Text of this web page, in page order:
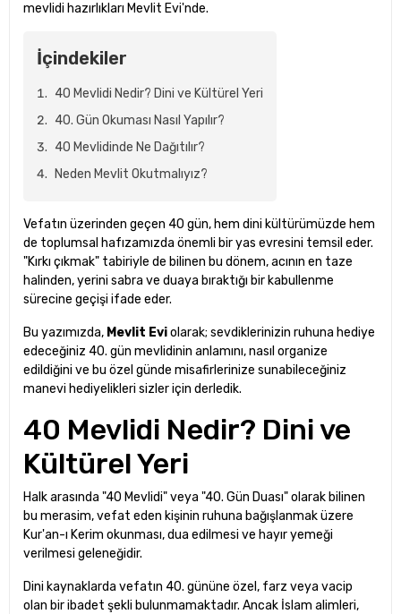
mevlidi hazırlıkları Mevlit Evi'nde.
İçindekiler
40 Mevlidi Nedir? Dini ve Kültürel Yeri
40. Gün Okuması Nasıl Yapılır?
40 Mevlidinde Ne Dağıtılır?
Neden Mevlit Okutmalıyız?
Vefatın üzerinden geçen 40 gün, hem dini kültürümüzde hem
de toplumsal hafızamızda önemli bir yas evresini temsil eder.
"Kırkı çıkmak" tabiriyle de bilinen bu dönem, acının en taze
halinden, yerini sabra ve duaya bıraktığı bir kabullenme
sürecine geçişi ifade eder.
Bu yazımızda, Mevlit Eviolarak; sevdiklerinizin ruhuna hediye
edeceğiniz 40. gün mevlidinin anlamını, nasıl organize
edildiğini ve bu özel günde misafirlerinize sunabileceğiniz
manevi hediyelikleri sizler için derledik.
40 Mevlidi Nedir? Dini ve
Kültürel Yeri
Halk arasında "40 Mevlidi" veya "40. Gün Duası" olarak bilinen
bu merasim, vefat eden kişinin ruhuna bağışlanmak üzere
Kur'an-ı Kerim okunması, dua edilmesi ve hayır yemeği
verilmesi geleneğidir.
Dini kaynaklarda vefatın 40. gününe özel, farz veya vacip
olan bir ibadet şekli bulunmamaktadır. Ancak İslam alimleri,